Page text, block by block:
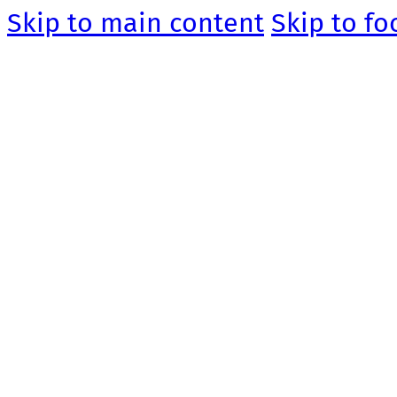
Skip to main content Skip to